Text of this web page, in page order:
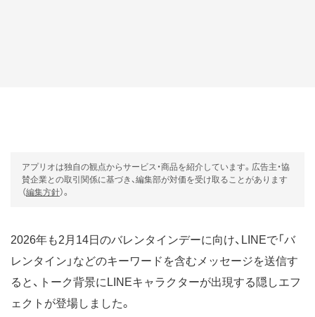
アプリオは独自の観点からサービス・商品を紹介しています。広告主・協
賛企業との取引関係に基づき、編集部が対価を受け取ることがあります
（編集方針）。
2026年も2月14日のバレンタインデーに向け、LINEで「バ
レンタイン」などのキーワードを含むメッセージを送信す
ると、トーク背景にLINEキャラクターが出現する隠しエフ
ェクトが登場しました。